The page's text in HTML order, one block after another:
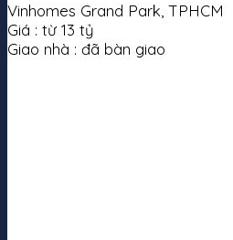
Vinhomes Grand Park, TPHCM
Giá : từ 13 tỷ
Giao nhà : đã bàn giao